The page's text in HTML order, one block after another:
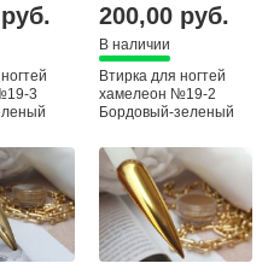
3
200,00 руб.
В наличии
Втирка для ногтей
хамелеон №19-2
Бордовый-зеленый